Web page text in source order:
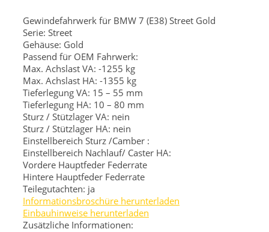
Gewindefahrwerk für BMW 7 (E38) Street Gold
Serie: Street
Gehäuse: Gold
Passend für OEM Fahrwerk:
Max. Achslast VA: -1255 kg
Max. Achslast HA: -1355 kg
Tieferlegung VA: 15 – 55 mm
Tieferlegung HA: 10 – 80 mm
Sturz / Stützlager VA: nein
Sturz / Stützlager HA: nein
Einstellbereich Sturz /Camber :
Einstellbereich Nachlauf/ Caster HA:
Vordere Hauptfeder Federrate
Hintere Hauptfeder Federrate
Teilegutachten: ja
Informationsbroschüre herunterladen
Einbauhinweise herunterladen
Zusätzliche Informationen: